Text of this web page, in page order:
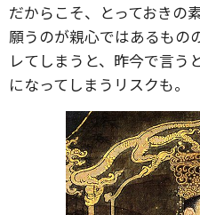
だからこそ、とっておきの
願うのが親心ではあるもの
レてしまうと、昨今で言う
になってしまうリスクも。